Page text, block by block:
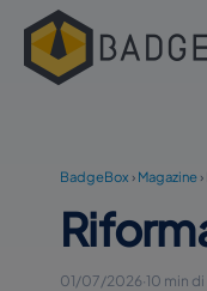
BadgeBox › Magazine ›
01/07/2026·10 min